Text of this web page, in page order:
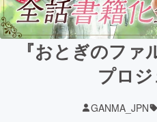
『おとぎのフ
プロ
GANMA_JPN